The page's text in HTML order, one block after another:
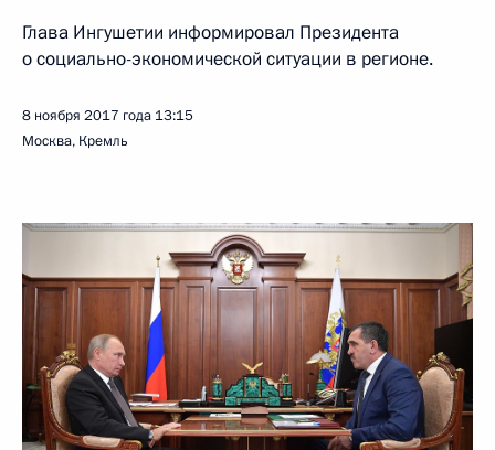
Глава Ингушетии информировал Президента
о социально-экономической ситуации в регионе.
8 ноября 2017 года 13:15
Москва, Кремль